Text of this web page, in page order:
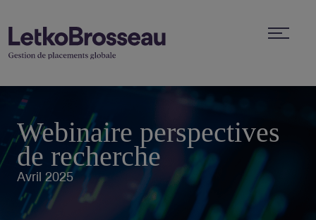
Webinaire perspectives
de recherche
Avril 2025